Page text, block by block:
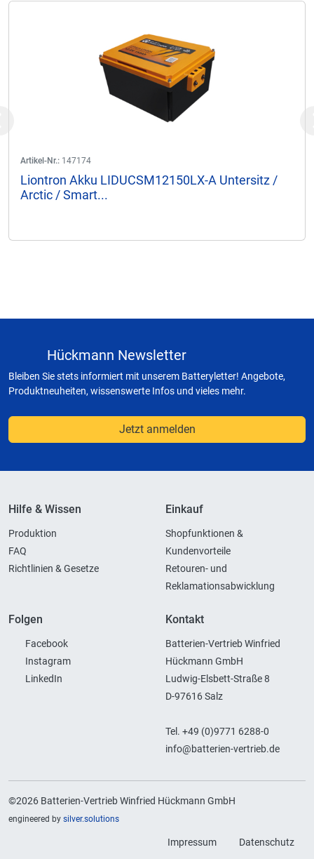
Artikel-Nr.: 147174
Liontron Akku LIDUCSM12150LX-A Untersitz /
Arctic / Smart...
Hückmann Newsletter
Bleiben Sie stets informiert mit unserem Batteryletter! Angebote,
Produktneuheiten, wissenswerte Infos und vieles mehr.
Jetzt anmelden
Hilfe & Wissen
Produktion
FAQ
Richtlinien & Gesetze
Einkauf
Shopfunktionen &
Kundenvorteile
Retouren- und
Reklamationsabwicklung
Folgen
Facebook
Instagram
LinkedIn
Kontakt
Batterien-Vertrieb Winfried
Hückmann GmbH
Ludwig-Elsbett-Straße 8
D-97616 Salz
Tel. +49 (0)9771 6288-0
info@batterien-vertrieb.de
©2026 Batterien-Vertrieb Winfried Hückmann GmbH
engineered by silver.solutions
Impressum Datenschutz